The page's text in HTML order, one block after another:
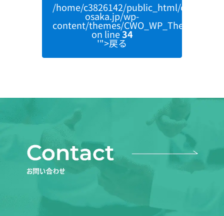
/home/c3826142/public_html/
osaka.jp/wp-
content/themes/CWO_WP_Theme/
on line34
'">戻る